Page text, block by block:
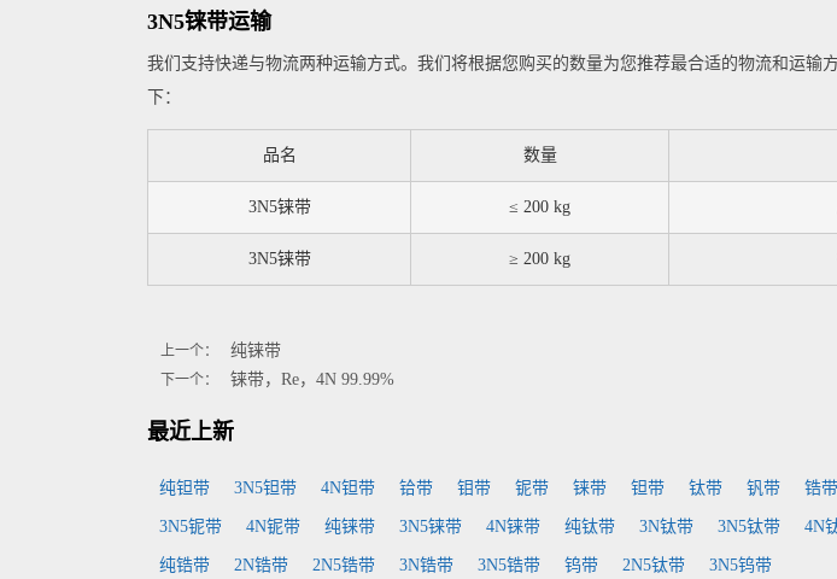
3N5铼带运输
我们支持快递与物流两种运输方式。我们将根据您购买的数量为您推荐最合适的物流和运
下：
品名 数量
3N5铼带 ≤ 200 kg
3N5铼带 ≥ 200 kg
上一个： 纯铼带
下一个： 铼带，Re，4N 99.99%
最近上新
纯钽带 3N5钽带 4N钽带 铪带 钼带 铌带 铼带 钽带 钛带 钒带 锆带
3N5铌带 4N铌带 纯铼带 3N5铼带 4N铼带 纯钛带 3N钛带 3N5钛带 4N
纯锆带 2N锆带 2N5锆带 3N锆带 3N5锆带 钨带 2N5钛带 3N5钨带